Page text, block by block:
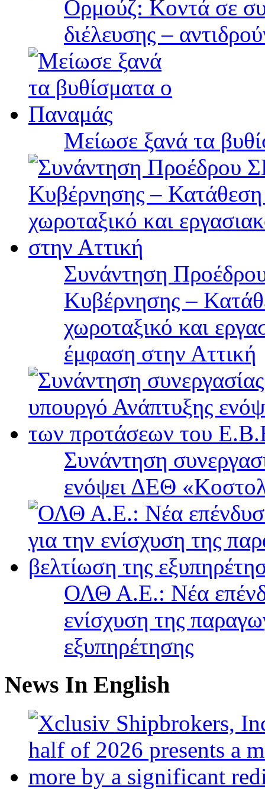
Ορμούζ: Κοντά σε
διέλευσης –
Μείωσε ξανά τα
Συνάντηση
Κυβέρνησης –
χωροταξικό και
έμφαση στην Αττική
Συνάντηση
ενόψει ΔΕΘ
ΟΛΘ Α.Ε.: Νέα
ενίσχυση της
εξυπηρέτησης
News In English